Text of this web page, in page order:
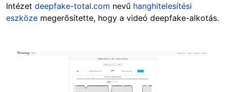
Intézet deepfake-total.com nevű hanghitelesítési
eszköze megerősítette, hogy a videó deepfake-alkotás.
Image